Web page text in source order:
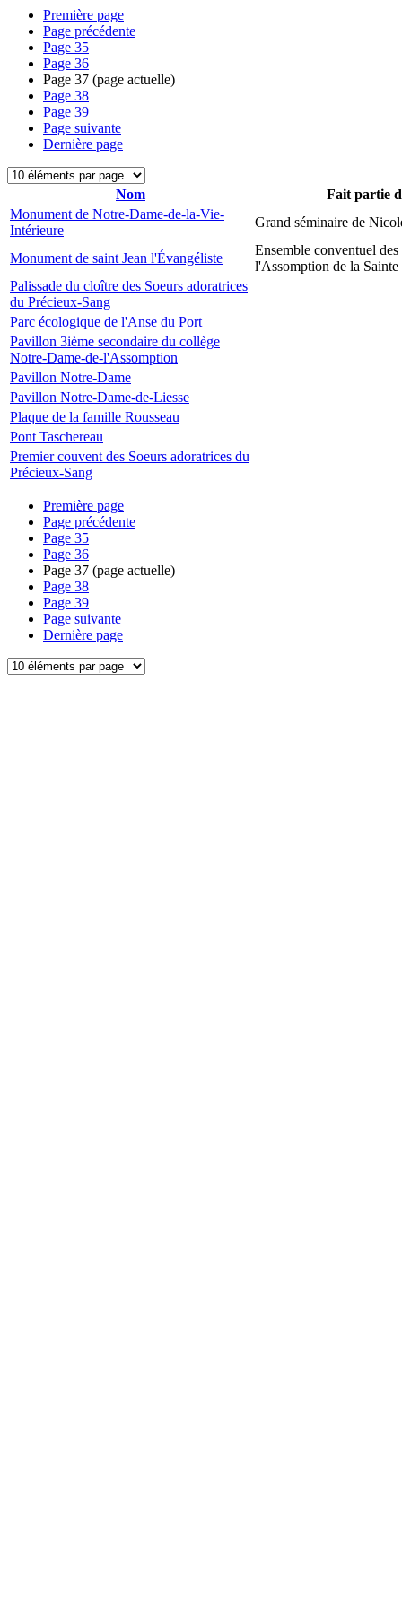
Première page
Page précédente
Page 35
Page 36
Page 37 (page actuelle)
Page 38
Page 39
Page suivante
Dernière page
Nom
Fait partie
Monument de Notre-Dame-de-la-Vie-
Intérieure
Grand séminaire de
Monument de saint Jean l'Évangéliste
Ensemble conventuel des
l'Assomption de la
Palissade du cloître des Soeurs adoratrices
du Précieux-Sang
Parc écologique de l'Anse du Port
Pavillon 3ième secondaire du collège
Notre-Dame-de-l'Assomption
Pavillon Notre-Dame
Pavillon Notre-Dame-de-Liesse
Plaque de la famille Rousseau
Pont Taschereau
Premier couvent des Soeurs adoratrices du
Précieux-Sang
Première page
Page précédente
Page 35
Page 36
Page 37 (page actuelle)
Page 38
Page 39
Page suivante
Dernière page